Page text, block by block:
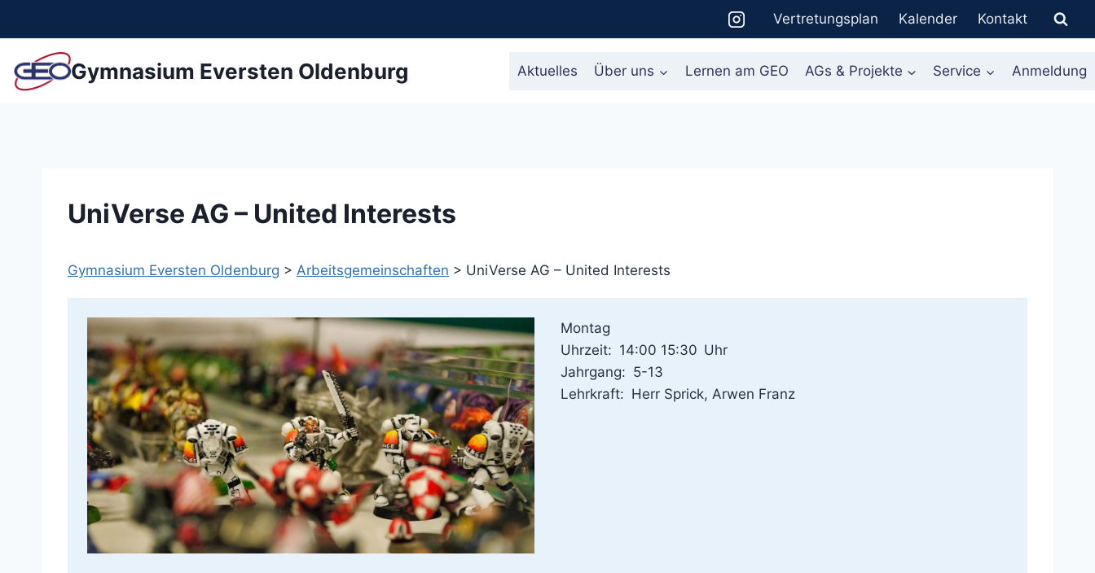
springen
Vertretungsplan Kalender Kontakt
Gymnasium Eversten Oldenburg Aktuelles Über uns Lernen am GEO AGs & Projekte Service Anmeldung
UniVerse AG – United Interests
Gymnasium Eversten Oldenburg > Arbeitsgemeinschaften > UniVerse AG – United Interests
Montag
Uhrzeit: 14:00 15:30 Uhr
Jahrgang: 5-13
Lehrkraft: Herr Sprick, Arwen Franz